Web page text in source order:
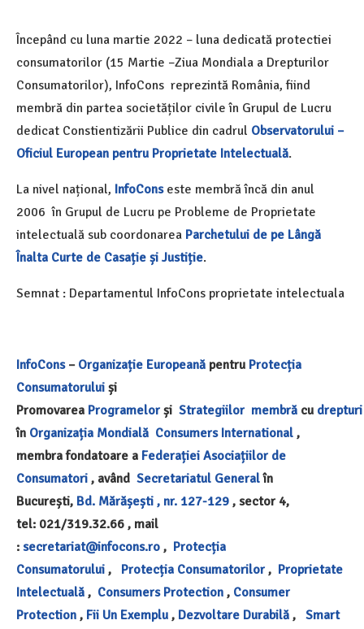
Începând cu luna martie 2022 – luna dedicată protectiei
consumatorilor (15 Martie –Ziua Mondiala a Drepturilor
Consumatorilor), InfoCons reprezintă România, fiind
membră din partea societăților civile în Grupul de Lucru
dedicat Constientizării Publice din cadrul Observatorului –
Oficiul European pentru Proprietate Intelectuală.
La nivel național, InfoCons este membră încă din anul
2006 în Grupul de Lucru pe Probleme de Proprietate
intelectuală sub coordonarea Parchetului de pe Lângă
Înalta Curte de Casație și Justiție.
Semnat : Departamentul InfoCons proprietate intelectuala
InfoCons– Organizație Europeană pentru Protecția
Consumatorului și
Promovarea Programelor și Strategiilor membră cu drepturi
în Organizația Mondială Consumers International ,
membra fondatoare a Federației Asociațiilor de
Consumatori , având Secretariatul Generalîn
București, Bd. Mărășești , nr. 127-129 , sector 4,
tel: 021/319.32.66 , mail
: secretariat@infocons.ro , Protecția
Consumatorului , Protecția Consumatorilor , Proprietate
Intelectuală , Consumers Protection , Consumer
Protection , Fii Un Exemplu , Dezvoltare Durabilă , Smart